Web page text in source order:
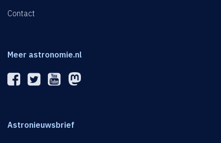
Contact
Meer astronomie.nl
Astronieuwsbrief